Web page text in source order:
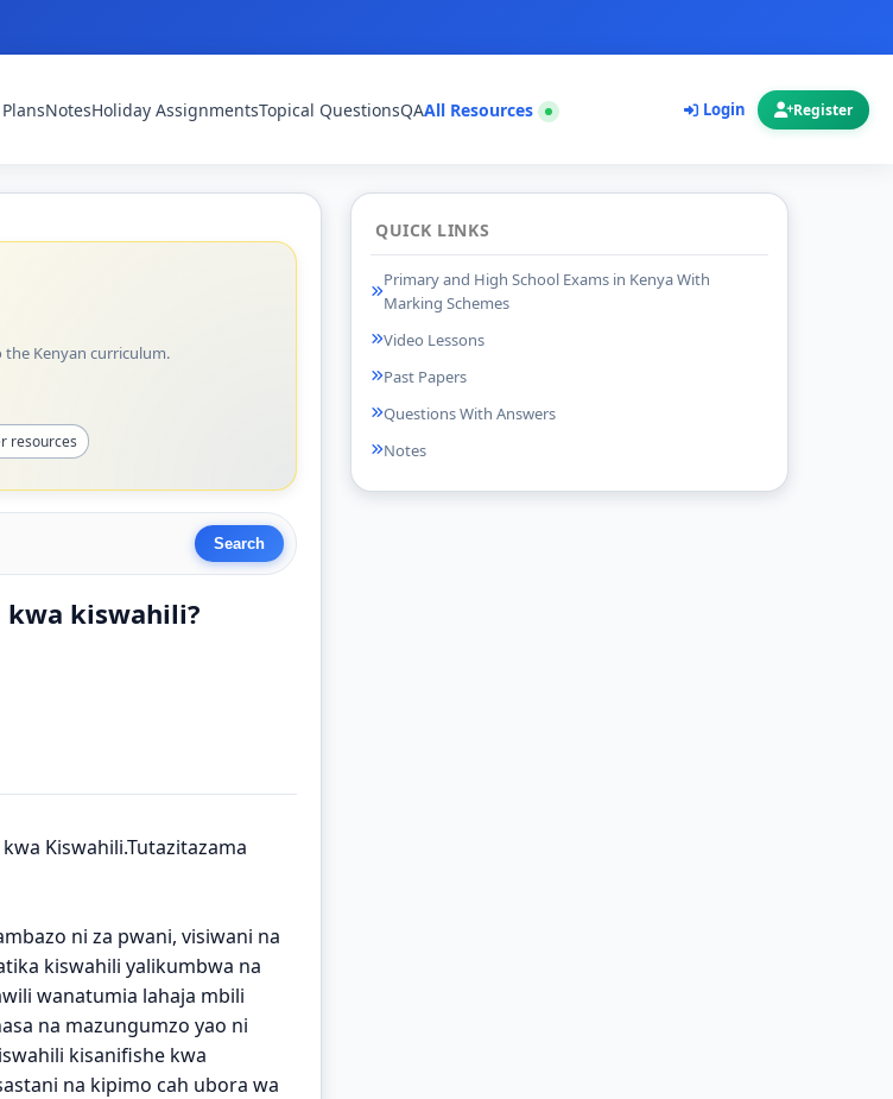
NotesHoliday AssignmentsTopical QuestionsQAAll Resources Login Register
the Kenyan curriculum.
resources
kwa kiswahili?
Kiswahili.Tutazitazama
ni za pwani, visiwani na
kiswahili yalikumbwa na
wanatumia lahaja mbili
na mazungumzo yao ni
kisanifishe kwa
na kipimo cah ubora wa
QUICK LINKS
Primary and High School Exams in Kenya With
Marking Schemes
Video Lessons
Past Papers
Questions With Answers
Notes